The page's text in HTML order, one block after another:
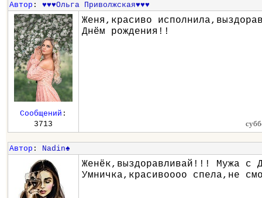
Автор : ♥♥♥Ольга Приволжская♥♥♥
Женя,красиво
Днём рождения!!
Сообщений :
3713
Автор : Nadin♠
Женёк,выздоравливай!!! Мужа с
Умничка,красивоооо спела,не